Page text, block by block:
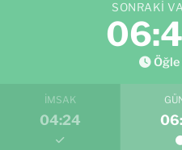
SONRAKI
Öğle
İMSAK
04:24